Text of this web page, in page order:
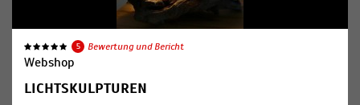
5 Bewertung und Bericht
Webshop
LICHTSKULPTUREN